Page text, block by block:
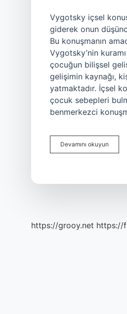
Vygotsky içsel
giderek onun
Bu konuşmanın
Vygotsky’nin
çocuğun bilişsel
gelişimin kaynağı,
yatmaktadır. İçsel
çocuk sebepleri
benmerkezci
Devamını okuyun
https://grooy.net https://